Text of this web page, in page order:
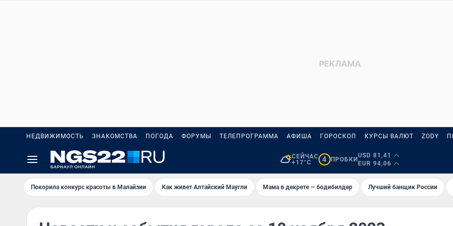
НЕДВИЖИМОСТЬ ЗНАКОМСТВА ПОГОДА ФОРУМЫ ТЕЛЕПРОГРАММА АФИША ГОРОСКОП КУРСЫ ВАЛЮТ ZODY
СЕЙЧАС
+17°C
4 ПРОБКИ
USD 81,41
EUR 94,06
Покорила конкурс красоты в Малайзии Как живет Алтайский Маугли Мама в декрете — бодибилдер Лучший банщик России